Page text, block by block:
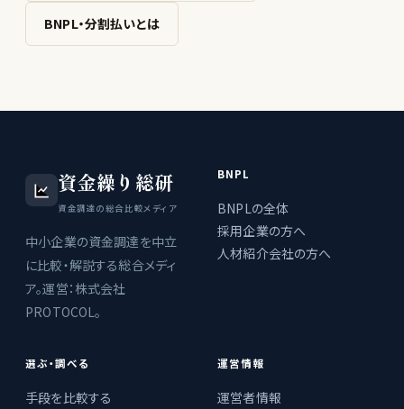
BNPL・分割払いとは
資金繰り総研
資金調達の総合比較メディア
中小企業の資金調達を中立
に比較・解説する総合メディ
ア。運営：株式会社
PROTOCOL。
BNPL
BNPLの全体
採用企業の方へ
人材紹介会社の方へ
選ぶ・調べる
手段を比較する
運営情報
運営者情報